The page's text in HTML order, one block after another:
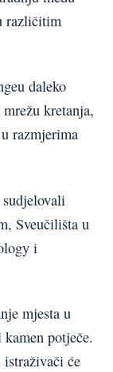
različitim
daleko
kretanja,
razmjerima
Sveučilišta u
i
mjesta u
potječe.
će